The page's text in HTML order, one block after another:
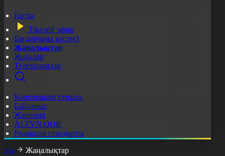
Басты
Тікелей эфир
Бағдарлама кестесі
Жаңалықтар
Жобалар
Телехикаялар
Корпорация туралы
Байланыс
Жарнама
ALTYN QOR
Редакция стандарты
Жаңалықтар